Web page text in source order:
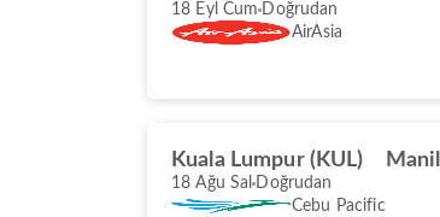
18 Eyl Cum Doğrudan
AirAsia
Kuala Lumpur (KUL)
18 Ağu Sal Doğrudan
Cebu Pacific